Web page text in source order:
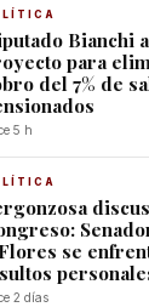
Bianchi
para
del 7% de
5 h
se
2 días